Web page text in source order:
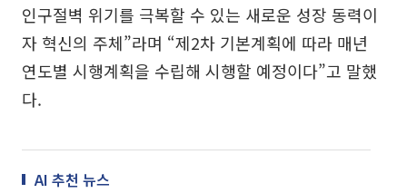
인구절벽 위기를 극복할 수 있는 새로운 성장 동력이
자 혁신의 주체”라며 “제2차 기본계획에 따라 매년
연도별 시행계획을 수립해 시행할 예정이다”고 말했
다.
AI 추천 뉴스